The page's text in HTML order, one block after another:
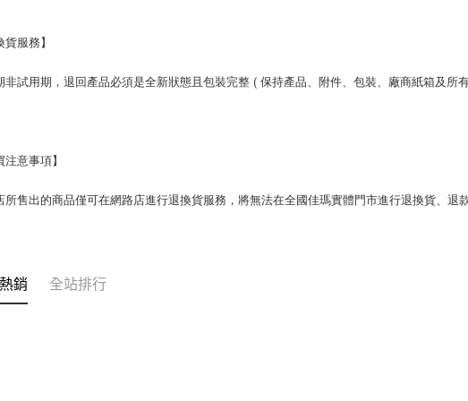
換貨服務】
期非試用期，退回產品必須是全新狀態且包裝完整 ( 保持產品、附件、包裝、廠商紙箱及所
買注意事項】
銷 全站排行